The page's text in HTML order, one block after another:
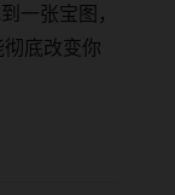
一张宝图，
底改变你